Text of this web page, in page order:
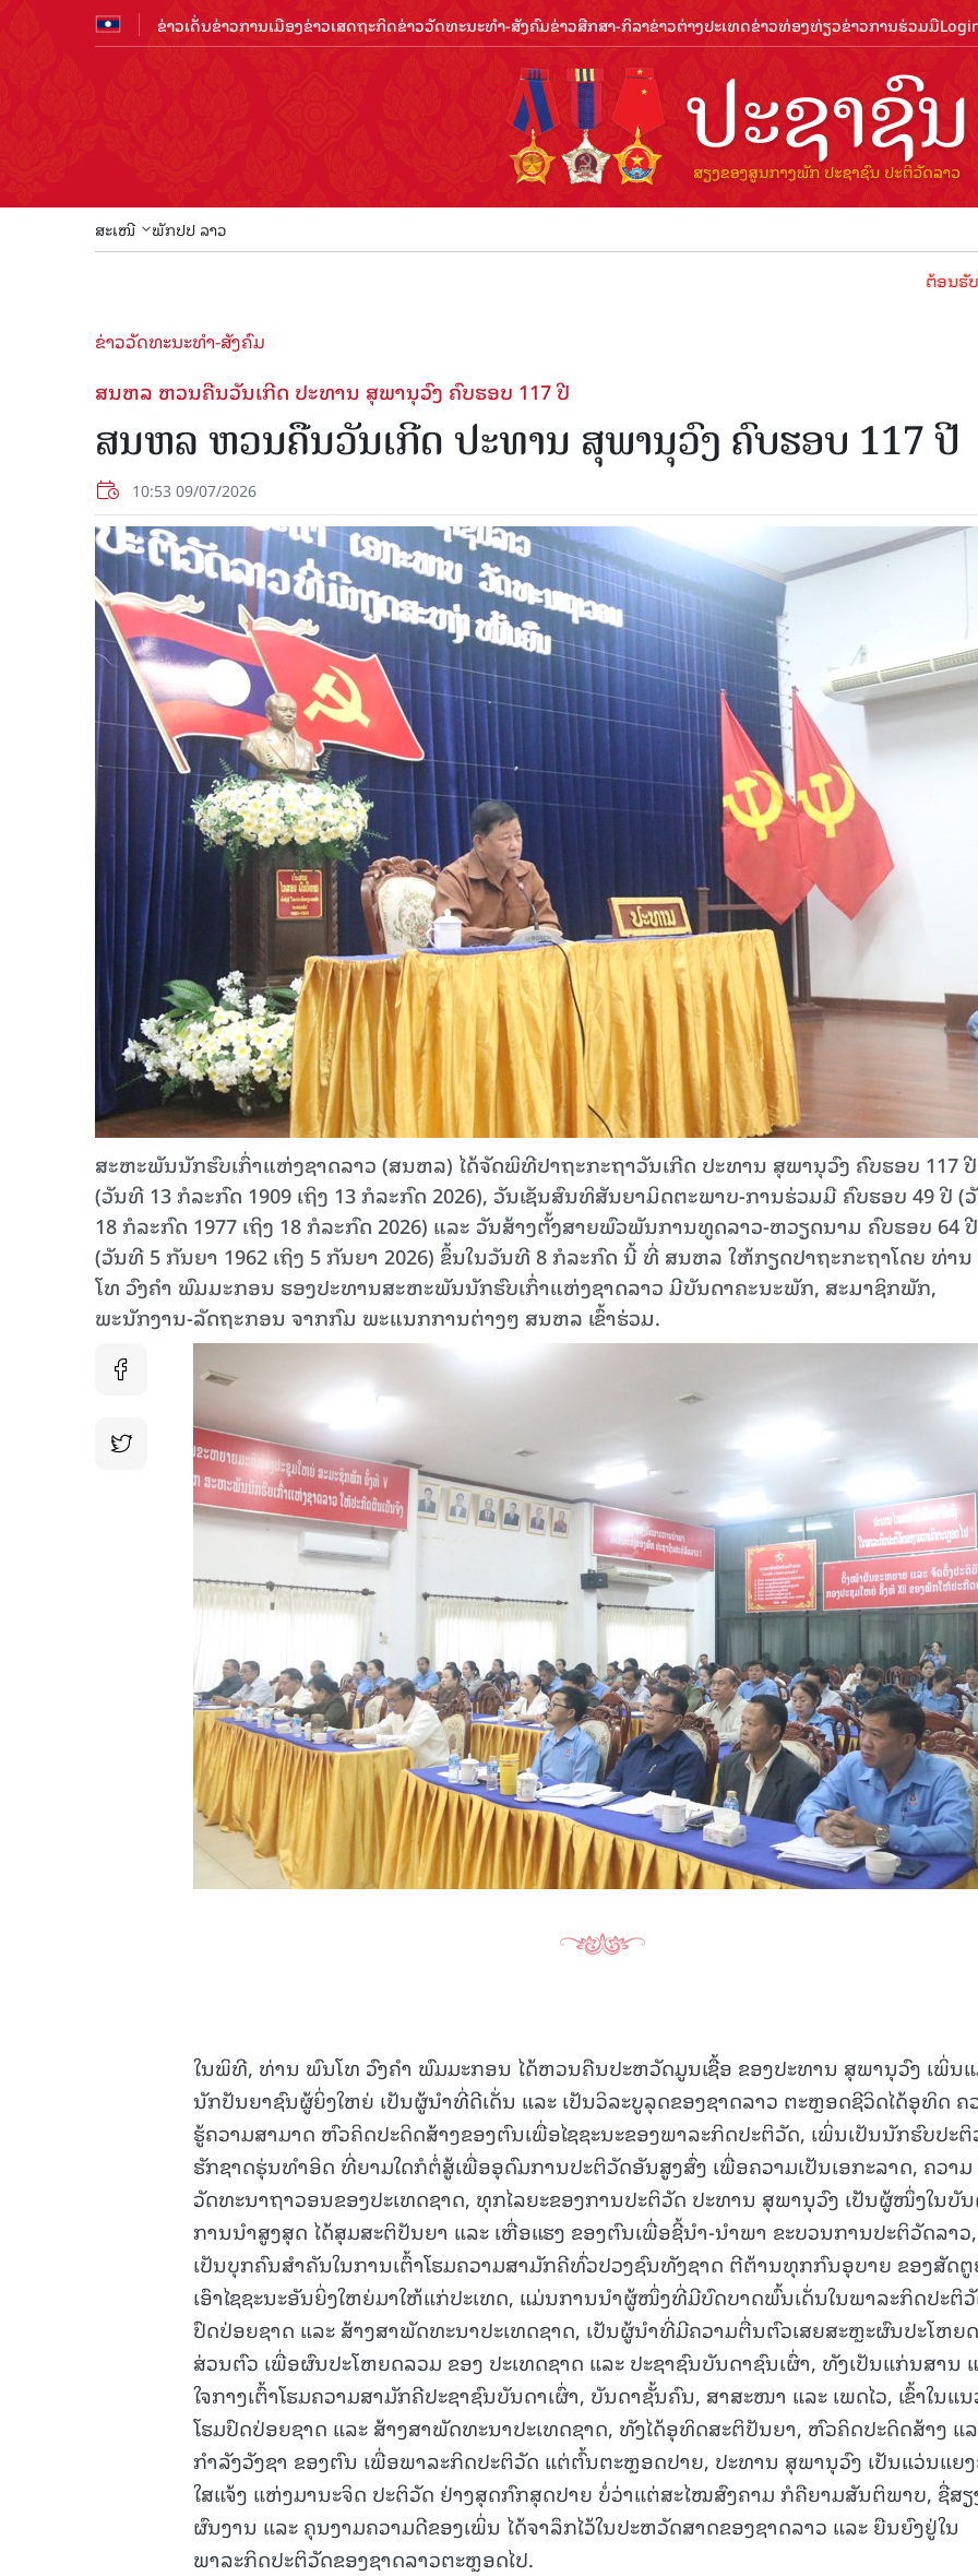
ຂ່າວເດັ່ນຂ່າວການເມືອງຂ່າວເສດຖະກິດຂ່າວວັດທະນະທຳ-ສັງຄົມຂ່າວສືກສາ-ກິລາຂ່າວຕ່າງປະເທດຂ່າວທ່ອງທ່ຽວຂ່າວການຮ່ວມມື
ສະເໜີ ພັກປປ ລາວ
ຕ້ອນຮັບປີທ່ອງທ່
ຂ່າວວັດທະນະທຳ-ສັງຄົມ
ສນຫລ ຫວນຄືນວັນເກີດ ປະທານ ສຸພານຸວົງ ຄົບຮອບ 117 ປີ
ສນຫລ ຫວນຄືນວັນເກີດ ປະທານ ສຸພານຸວົງ ຄົບຮອບ 117 ປີ
10:53 09/07/2026
ສະຫະພັນນັກຮົບເກົ່າແຫ່ງຊາດລາວ (ສນຫລ) ໄດ້ຈັດພິທີປາຖະກະຖາວັນເກີດ ປະທານ ສຸພານຸວົງ ຄົບຮອບ 117 ປີ
(ວັນທີ 13 ກໍລະກົດ 1909 ເຖິງ 13 ກໍລະກົດ 2026), ວັນເຊັນສົນທິສັນຍາມິດຕະພາບ-ການຮ່ວມມື ຄົບຮອບ 49 ປີ (
18 ກໍລະກົດ 1977 ເຖິງ 18 ກໍລະກົດ 2026) ແລະ ວັນສ້າງຕັ້ງສາຍພົວພັນການທູດລາວ-ຫວຽດນາມ ຄົບຮອບ 64 ປີ
(ວັນທີ 5 ກັນຍາ 1962 ເຖິງ 5 ກັນຍາ 2026) ຂຶ້ນໃນວັນທີ 8 ກໍລະກົດ ນີ້ ທີ່ ສນຫລ ໃຫ້ກຽດປາຖະກະຖາໂດຍ ທ່າ
ໂທ ວົງຄໍາ ພົມມະກອນ ຮອງປະທານສະຫະພັນນັກຮົບເກົ່າແຫ່ງຊາດລາວ ມີບັນດາຄະນະພັກ, ສະມາຊິກພັກ,
ພະນັກງານ-ລັດຖະກອນ ຈາກກົມ ພະແນກການຕ່າງໆ ສນຫລ ເຂົ້າຮ່ວມ.
ໃນພິທີ, ທ່ານ ພົນໂທ ວົງຄໍາ ພົມມະກອນ ໄດ້ຫວນຄືນປະຫວັດມູນເຊື້ອ ຂອງປະທານ ສຸພານຸວົງ ເພິ່ນ
ນັກປັນຍາຊົນຜູ້ຍິ່ງໃຫຍ່ ເປັນຜູ້ນໍາທີ່ດີເດັ່ນ ແລະ ເປັນວິລະບູລຸດຂອງຊາດລາວ ຕະຫຼອດຊີວິດໄດ້ອຸທິດ ຄ
ຮູ້ຄວາມສາມາດ ຫົວຄິດປະດິດສ້າງຂອງຕົນເພື່ອໄຊຊະນະຂອງພາລະກິດປະຕິວັດ, ເພິ່ນເປັນນັກຮົບປະ
ຮັກຊາດຮຸ່ນທໍາອິດ ທີ່ຍາມໃດກໍຕໍ່ສູ້ເພື່ອອຸດົມການປະຕິວັດອັນສູງສົ່ງ ເພື່ອຄວາມເປັນເອກະລາດ, ຄວາມ
ວັດທະນາຖາວອນຂອງປະເທດຊາດ, ທຸກໄລຍະຂອງການປະຕິວັດ ປະທານ ສຸພານຸວົງ ເປັນຜູ້ໜຶ່ງໃນບັນ
ການນໍາສູງສຸດ ໄດ້ສຸມສະຕິປັນຍາ ແລະ ເຫື່ອແຮງ ຂອງຕົນເພື່ອຊີ້ນໍາ-ນໍາພາ ຂະບວນການປະຕິວັດລາວ,
ເປັນບຸກຄົນສໍາຄັນໃນການເຕົ້າໂຮມຄວາມສາມັກຄີທົ່ວປວງຊົນທັງຊາດ ຕີຕ້ານທຸກກົນອຸບາຍ ຂອງສັດ
ເອົາໄຊຊະນະອັນຍິ່ງໃຫຍ່ມາໃຫ້ແກ່ປະເທດ, ແມ່ນການນໍາຜູ້ໜຶ່ງທີ່ມີບົດບາດພົ້ນເດັ່ນໃນພາລະກິດປະຕິ
ປົດປ່ອຍຊາດ ແລະ ສ້າງສາພັດທະນາປະເທດຊາດ, ເປັນຜູ້ນໍາທີ່ມີຄວາມຕື່ນຕົວເສຍສະຫຼະຜົນປະໂຫຍດ
ສ່ວນຕົວ ເພື່ອຜົນປະໂຫຍດລວມ ຂອງ ປະເທດຊາດ ແລະ ປະຊາຊົນບັນດາຊົນເຜົ່າ, ທັງເປັນແກ່ນສານ
ໃຈກາງເຕົ້າໂຮມຄວາມສາມັກຄີປະຊາຊົນບັນດາເຜົ່າ, ບັນດາຊັ້ນຄົນ, ສາສະໜາ ແລະ ເພດໄວ, ເຂົ້າໃນແ
ໂຮມປົດປ່ອຍຊາດ ແລະ ສ້າງສາພັດທະນາປະເທດຊາດ, ທັງໄດ້ອຸທິດສະຕິປັນຍາ, ຫົວຄິດປະດິດສ້າງ ແ
ກຳລັງວັງຊາ ຂອງຕົນ ເພື່ອພາລະກິດປະຕິວັດ ແຕ່ຕົ້ນຕະຫຼອດປາຍ, ປະທານ ສຸພານຸວົງ ເປັນແວ່ນແຍ
ໃສແຈ້ງ ແຫ່ງມານະຈິດ ປະຕິວັດ ຢ່າງສຸດກົກສຸດປາຍ ບໍ່ວ່າແຕ່ສະໄໝສົງຄາມ ກໍຄືຍາມສັນຕິພາບ, ຊື່ສຽ
ຜົນງານ ແລະ ຄຸນງາມຄວາມດີຂອງເພິ່ນ ໄດ້ຈາລຶກໄວ້ໃນປະຫວັດສາດຂອງຊາດລາວ ແລະ ຍືນຍົງຢູ່ໃນ
ພາລະກິດປະຕິວັດຂອງຊາດລາວຕະຫຼອດໄປ.
15.040(07-08-